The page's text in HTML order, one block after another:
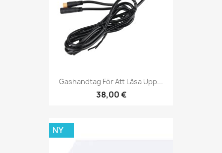
Gashandtag För Att Låsa Upp...
38,00 €
NY